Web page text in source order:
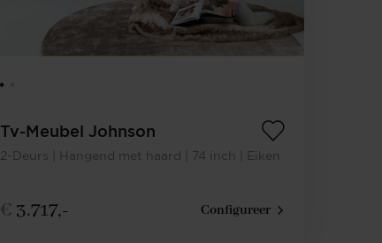
Tv-Meubel Johnson
2-Deurs | Hangend met haard | 74 inch | Eiken
€ 3.717,- Configureer